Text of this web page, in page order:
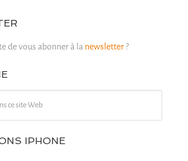
de vous abonner à la newsletter?
IPHONE